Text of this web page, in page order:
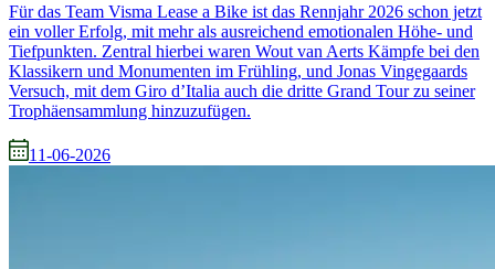
Für das Team Visma Lease a Bike ist das Rennjahr 2026 schon jetzt
ein voller Erfolg, mit mehr als ausreichend emotionalen Höhe- und
Tiefpunkten. Zentral hierbei waren Wout van Aerts Kämpfe bei den
Klassikern und Monumenten im Frühling, und Jonas Vingegaards
Versuch, mit dem Giro d’Italia auch die dritte Grand Tour zu seiner
Trophäensammlung hinzuzufügen.
11-06-2026